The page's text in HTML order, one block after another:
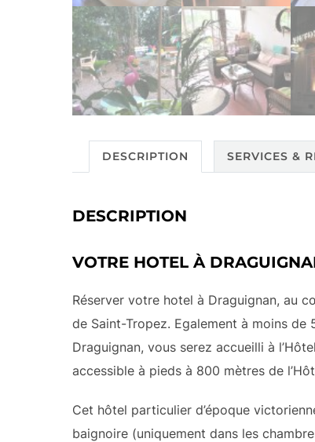
DESCRIPTION SERVICES &
DESCRIPTION
VOTRE HOTEL À
Réserver votre hotel à Draguignan, au
de Saint-Tropez. Egalement à moins
Draguignan, vous serez accueilli à
accessible à pieds à 800 mètres de
Cet hôtel particulier d’époque
baignoire (uniquement dans les